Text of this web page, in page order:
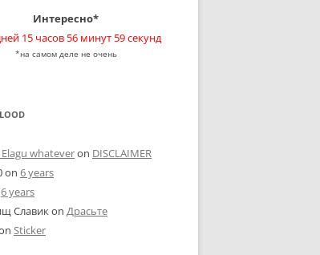
Интересно*
15 часов 56 минут 59 секунд
*на самом деле не очень
whateveron DISCLAIMER
on 6 years
6 years
Славикon Драсьте
Sticker